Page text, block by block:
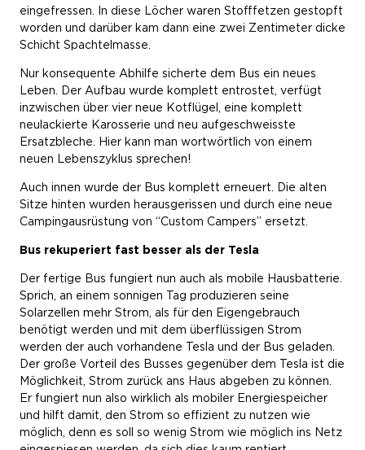
eingefressen. In diese Löcher waren Stofffetzen gestopft
worden und darüber kam dann eine zwei Zentimeter dicke
Schicht Spachtelmasse.
Nur konsequente Abhilfe sicherte dem Bus ein neues
Leben. Der Aufbau wurde komplett entrostet, verfügt
inzwischen über vier neue Kotflügel, eine komplett
neulackierte Karosserie und neu aufgeschweisste
Ersatzbleche. Hier kann man wortwörtlich von einem
neuen Lebenszyklus sprechen!
Auch innen wurde der Bus komplett erneuert. Die alten
Sitze hinten wurden herausgerissen und durch eine neue
Campingausrüstung von “Custom Campers” ersetzt.
Bus rekuperiert fast besser als der Tesla
Der fertige Bus fungiert nun auch als mobile Hausbatterie.
Sprich, an einem sonnigen Tag produzieren seine
Solarzellen mehr Strom, als für den Eigengebrauch
benötigt werden und mit dem überflüssigen Strom
werden der auch vorhandene Tesla und der Bus geladen.
Der große Vorteil des Busses gegenüber dem Tesla ist die
Möglichkeit, Strom zurück ans Haus abgeben zu können.
Er fungiert nun also wirklich als mobiler Energiespeicher
und hilft damit, den Strom so effizient zu nutzen wie
möglich, denn es soll so wenig Strom wie möglich ins Netz